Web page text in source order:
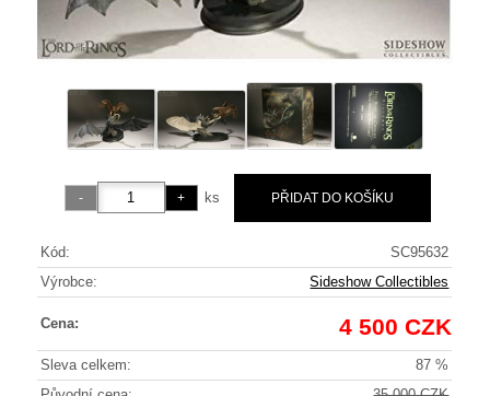
ks
Kód:
SC95632
Výrobce:
Sideshow Collectibles
Cena: 4 500 CZK
Sleva celkem:
87 %